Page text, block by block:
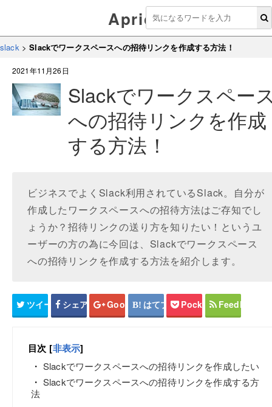
Aprico
slack>Slackでワークスペースへの招待リンクを作成する方法！
2021年11月26日
Slackでワークスペー
への招待リンクを作成
する方法！
ビジネスでよくSlack利用されているSlack。自分が
作成したワークスペースへの招待方法はご存知でし
ょうか？招待リンクの送り方を知りたい！というユ
ーザーの方の為に今回は、Slackでワークスペース
への招待リンクを作成する方法を紹介します。
ツイート シェア Google+ はてブ Pocket Feedly
目次 [非表示]
Slackでワークスペースへの招待リンクを作成したい
Slackでワークスペースへの招待リンクを作成する方
法